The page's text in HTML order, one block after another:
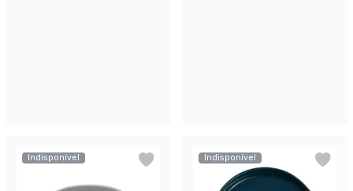
Indisponível Indisponível